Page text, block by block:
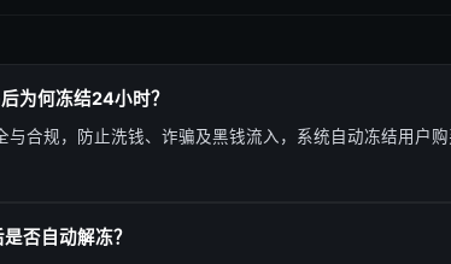
为何冻结24小时？
与合规，防止洗钱、诈骗及黑钱流入，系统自动冻结用户
否自动解冻？